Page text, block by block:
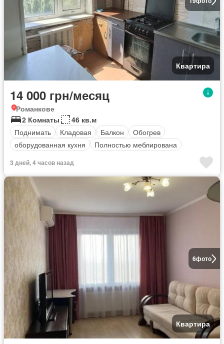
Квартира
14 000 грн/месяц
Романкове
2 Комнаты
46 кв.м
Поднимать
Кладовая Балкон
Обогрев
оборудованная кухня
Полностью меблирована
3 дней, 4 часов назад
6фото
Квартира